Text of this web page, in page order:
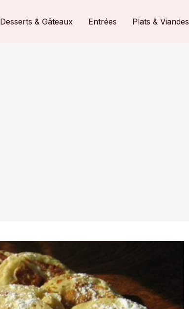
Desserts & Gâteaux Entrées Plats & Viandes